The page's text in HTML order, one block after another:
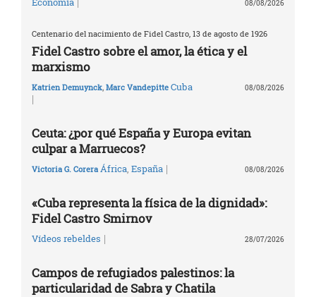
Economía 08/08/2026
Centenario del nacimiento de Fidel Castro, 13 de agosto de 1926
Fidel Castro sobre el amor, la ética y el
marxismo
Katrien Demuynck, Marc Vandepitte Cuba
|
08/08/2026
Ceuta: ¿por qué España y Europa evitan
culpar a Marruecos?
Victoria G. Corera África, España | 08/08/2026
«Cuba representa la física de la dignidad»:
Fidel Castro Smirnov
Vídeos rebeldes | 28/07/2026
Campos de refugiados palestinos: la
particularidad de Sabra y Chatila